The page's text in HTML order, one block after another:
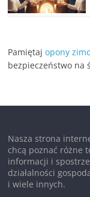
Pamiętajopony
bezpieczeństwo na
Nasza strona
chcą poznać różne
informacji i
działalności
i wiele innych.